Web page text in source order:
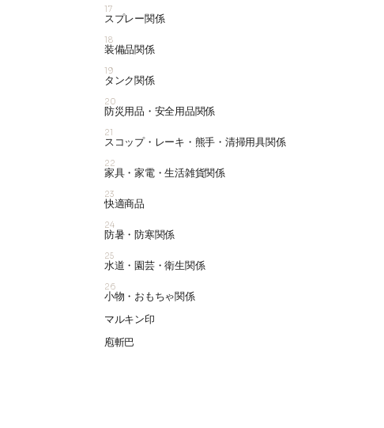
17
スプレー関係
18
装備品関係
19
タンク関係
20
防災用品・安全用品関係
21
スコップ・レーキ・熊手・清掃用具関係
22
家具・家電・生活雑貨関係
23
快適商品
24
防暑・防寒関係
25
水道・園芸・衛生関係
26
小物・おもちゃ関係
マルキン印
庖斬巴